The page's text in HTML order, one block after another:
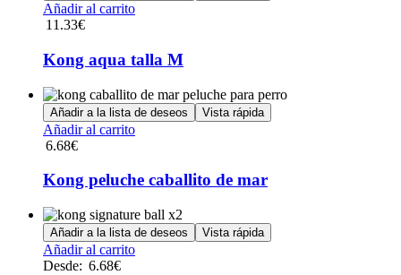
Añadir al carrito
11.33€
Kong aqua talla M
Añadir a la lista de deseos Vista rápida
Añadir al carrito
6.68€
Kong peluche caballito de mar
Añadir a la lista de deseos Vista rápida
Añadir al carritoEste
Desde: 6.68€